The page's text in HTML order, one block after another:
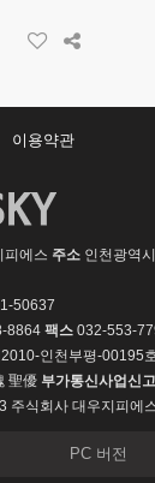
이용약관
피에스 주소 인천광역
50637
8864 팩스 032-553-
인천부평-00195
聖優 부가통신사업신
주식회사 대우지피에
PC 버전